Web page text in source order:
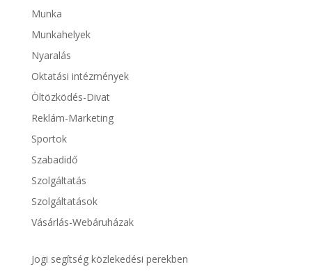
Munka
Munkahelyek
Nyaralás
Oktatási intézmények
Öltözködés-Divat
Reklám-Marketing
Sportok
Szabadidő
Szolgáltatás
Szolgáltatások
Vásárlás-Webáruházak
Jogi segítség közlekedési perekben